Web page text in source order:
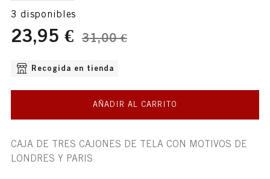
3 disponibles
23,95 € 31,00 €
OPCIONES DE ENVÍO DISPONIBLE
Recogida en tienda
AÑADIR AL CARRITO
CAJA DE TRES CAJONES DE TELA CON MOTIVOS DE
LONDRES Y PARIS